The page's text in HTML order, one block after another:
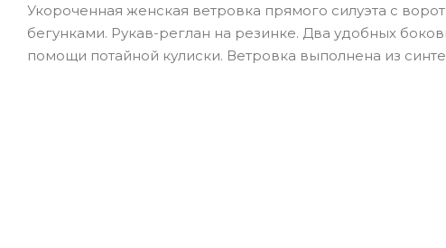
Укороченная женская ветровка прямого силуэта с
бегунками. Рукав-реглан на резинке. Два удобных
помощи потайной кулиски. Ветровка выполнена из